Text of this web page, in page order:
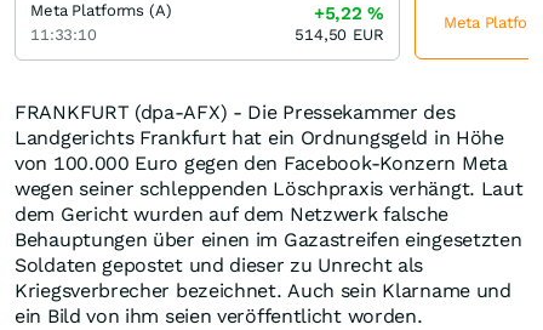
FRANKFURT (dpa-AFX) - Die Pressekammer des
Landgerichts Frankfurt hat ein Ordnungsgeld in Höhe
von 100.000 Euro gegen den Facebook-Konzern Meta
wegen seiner schleppenden Löschpraxis verhängt. Laut
dem Gericht wurden auf dem Netzwerk falsche
Behauptungen über einen im Gazastreifen eingesetzten
Soldaten gepostet und dieser zu Unrecht als
Kriegsverbrecher bezeichnet. Auch sein Klarname und
ein Bild von ihm seien veröffentlicht worden.
Meta Platforms (A)
11:33:10
+5,22%
514,50 EUR
Meta